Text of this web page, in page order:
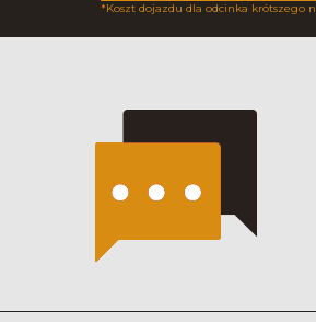
*Koszt dojazdu dla odcinka krótszego